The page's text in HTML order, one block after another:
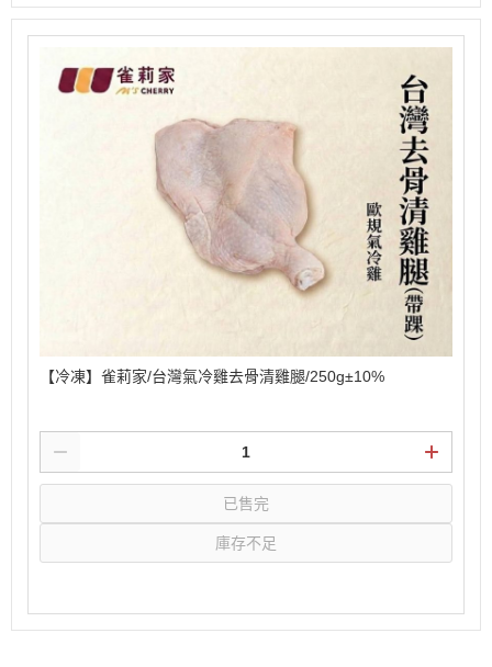
【冷凍】雀莉家/台灣氣冷雞去骨清雞腿/250g±10%
已售完
庫存不足